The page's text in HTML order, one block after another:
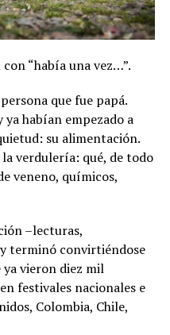
“había una vez…”.
que fue papá.
habían empezado a
su alimentación.
verdulería: qué, de todo
veneno, químicos,
–lecturas,
terminó convirtiéndose
vieron diez mil
festivales nacionales e
Colombia, Chile,